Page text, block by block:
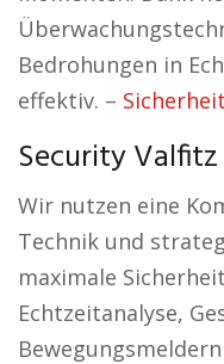
Bedrohungen in
effektiv. –
Security
Wir nutzen eine
Technik und
maximale
Echtzeitanalyse,